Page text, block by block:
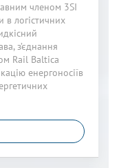
членом 3SI
в логістичних
з’єднання
Rail Baltica
енергоносіїв